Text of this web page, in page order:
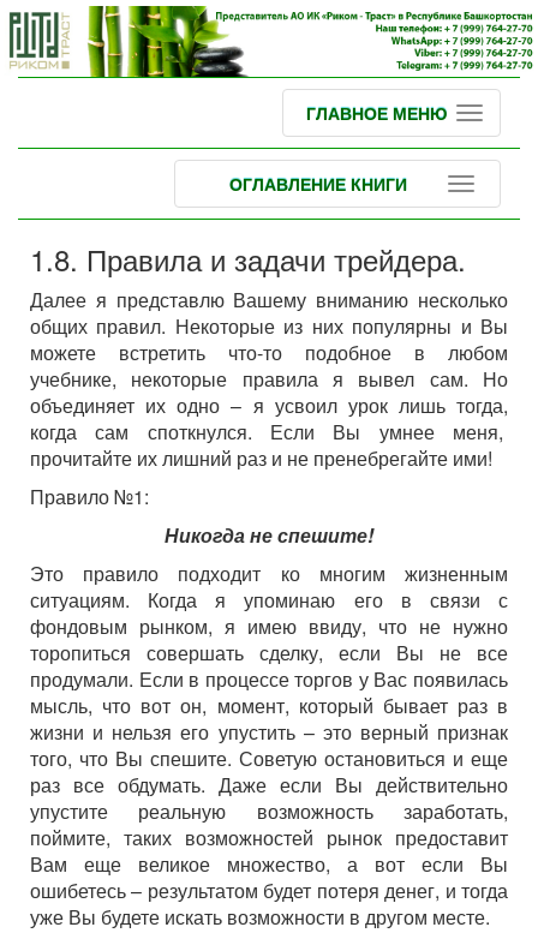
ГЛАВНОЕ МЕНЮ
ОГЛАВЛЕНИЕ КНИГИ
1.8. Правила и задачи трейдера.
Далее я представлю Вашему вниманию несколько
общих правил. Некоторые из них популярны и Вы
можете встретить что-то подобное в любом
учебнике, некоторые правила я вывел сам. Но
объединяет их одно – я усвоил урок лишь тогда,
когда сам споткнулся. Если Вы умнее меня,
прочитайте их лишний раз и не пренебрегайте ими!
Правило №1:
Никогда не спешите!
Это правило подходит ко многим жизненным
ситуациям. Когда я упоминаю его в связи с
фондовым рынком, я имею ввиду, что не нужно
торопиться совершать сделку, если Вы не все
продумали. Если в процессе торгов у Вас появилась
мысль, что вот он, момент, который бывает раз в
жизни и нельзя его упустить – это верный признак
того, что Вы спешите. Советую остановиться и еще
раз все обдумать. Даже если Вы действительно
упустите реальную возможность заработать,
поймите, таких возможностей рынок предоставит
Вам еще великое множество, а вот если Вы
ошибетесь – результатом будет потеря денег, и тогда
уже Вы будете искать возможности в другом месте.